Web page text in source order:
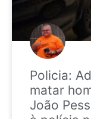
Policia:
matar
João